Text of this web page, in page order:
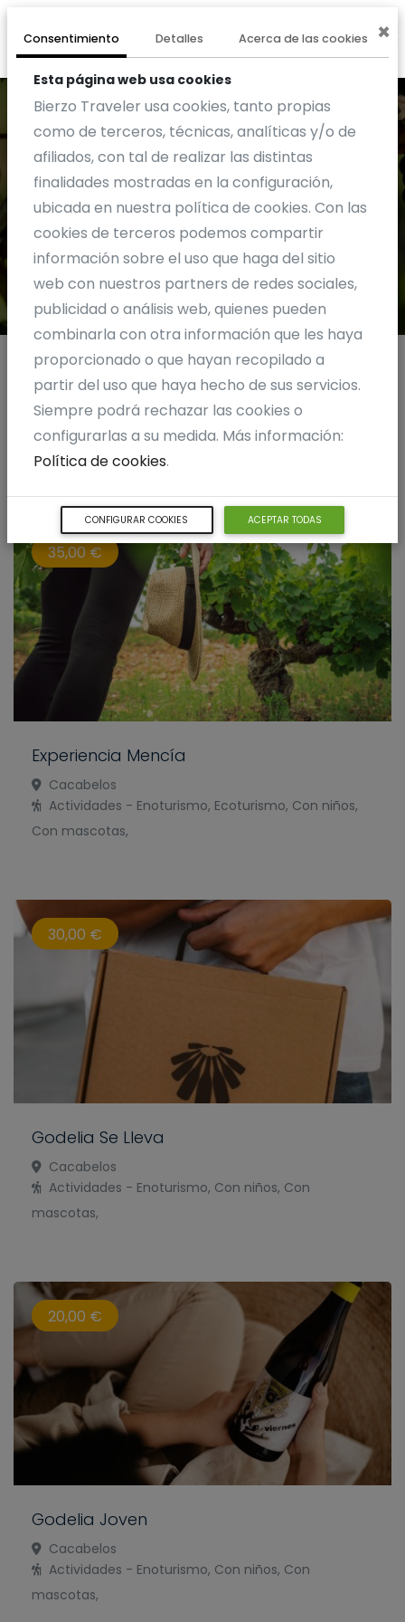
EXPERIENCIA 0
Actividades
Otras actividades BODEGAS GODELIA
35,00 €
Experiencia Mencía
Cacabelos
Actividades - Enoturismo, Ecoturismo, Con niños,
Con mascotas,
30,00 €
Godelia Se Lleva
Cacabelos
Actividades - Enoturismo, Con niños, Con
mascotas,
20,00 €
Godelia Joven
Cacabelos
Actividades - Enoturismo, Con niños, Con
mascotas,
×
Consentimiento Detalles Acerca de las cookies
Esta página web usa cookies
Bierzo Traveler usa cookies, tanto propias
como de terceros, técnicas, analíticas y/o de
afiliados, con tal de realizar las distintas
finalidades mostradas en la configuración,
ubicada en nuestra política de cookies. Con las
cookies de terceros podemos compartir
información sobre el uso que haga del sitio
web con nuestros partners de redes sociales,
publicidad o análisis web, quienes pueden
combinarla con otra información que les haya
proporcionado o que hayan recopilado a
partir del uso que haya hecho de sus servicios.
Siempre podrá rechazar las cookies o
configurarlas a su medida. Más información:
Política de cookies.
CONFIGURAR COOKIES ACEPTAR TODAS